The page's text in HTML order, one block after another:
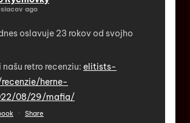
ago
oslavuje 23 rokov od svojho
retro recenziu: elitists-
herne-
08/29/mafia/
· Share